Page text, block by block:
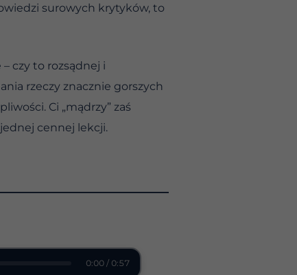
surowych krytyków, to
czy to rozsądnej i
rzeczy znacznie gorszych
Ci „mądrzy” zaś
cennej lekcji.
0:00 / 0:57